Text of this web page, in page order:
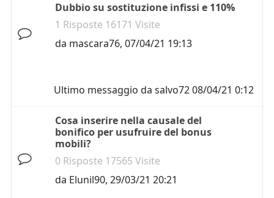
Dubbio su sostituzione infissi e 110%
1 Risposte 16171 Visite
da mascara76, 07/04/21 19:13
Ultimo messaggio da salvo7208/04/21 0:12
Cosa inserire nella causale del
bonifico per usufruire del bonus
mobili?
0 Risposte 17565 Visite
da Elunil90, 29/03/21 20:21